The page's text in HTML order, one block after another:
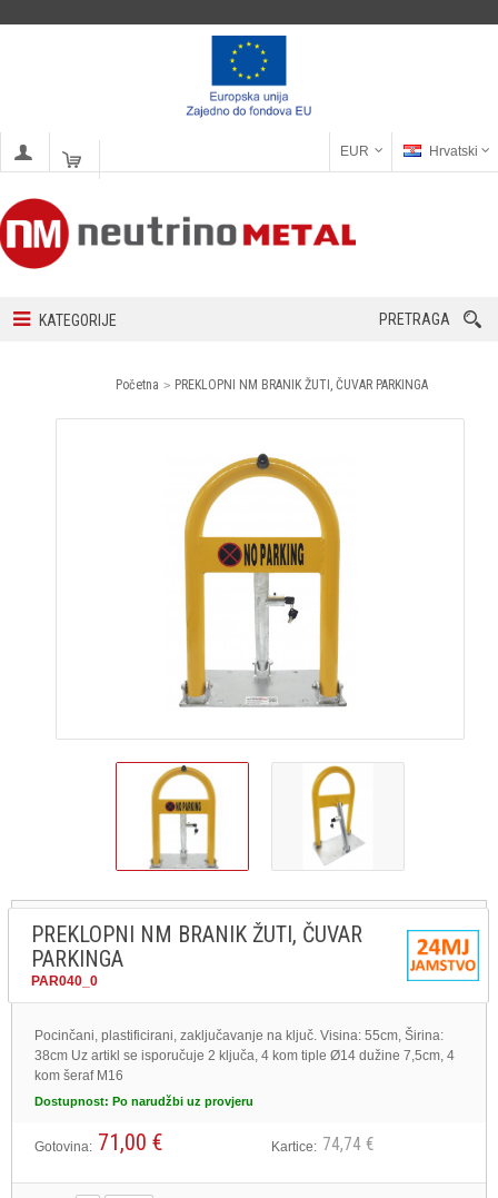
EUR Hrvatski
KATEGORIJE PRETRAGA
Početna PREKLOPNI NM BRANIK ŽUTI, ČUVAR PARKINGA
PREKLOPNI NM BRANIK ŽUTI, ČUVAR
PARKINGA
PAR040_0
Pocinčani, plastificirani, zaključavanje na ključ. Visina: 55cm, Širina:
38cm Uz artikl se isporučuje 2 ključa, 4 kom tiple Ø14 dužine 7,5cm, 4
kom šeraf M16
Dostupnost: Po narudžbi uz provjeru
Gotovina: 71,00 € Kartice: 74,74 €